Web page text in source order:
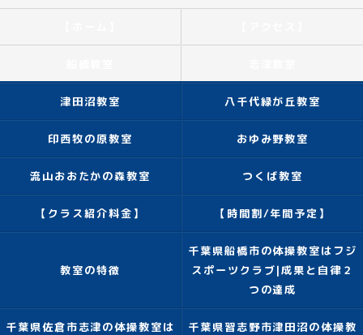
津田沼教室 八千代緑が丘教室
印西牧の原教室 おゆみ野教室
流山おおたかの森教室 つくば教室
【クラス紹介料金】 【時間割/年間予定】
教室の特徴
千葉県船橋市の体操教室はフジ
スポーツクラブ|成果と自律２
つの達成
千葉県佐倉市志津の体操教室は
千葉県習志野市津田沼の体操教